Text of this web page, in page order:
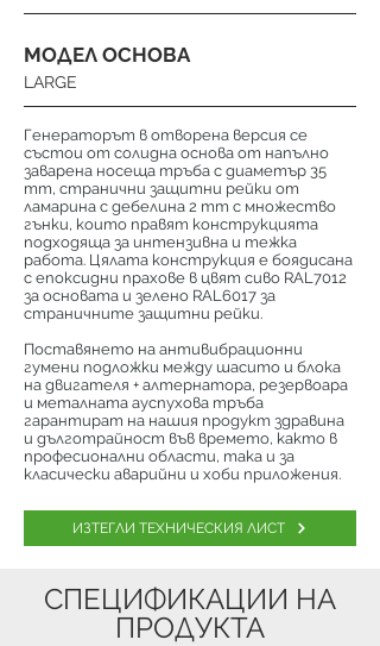
МОДЕЛ ОСНОВА
LARGE
Генераторът в отворена версия се
състои от солидна основа от напълно
заварена носеща тръба с диаметър 35
mm, странични защитни рейки от
ламарина с дебелина 2 mm с множество
гънки, които правят конструкцията
подходяща за интензивна и тежка
работа. Цялата конструкция е боядисана
с епоксидни прахове в цвят сиво RAL7012
за основата и зелено RAL6017 за
страничните защитни рейки.
Поставянето на антивибрационни
гумени подложки между шасито и блока
на двигателя + алтернатора, резервоара
и металната ауспухова тръба
гарантират на нашия продукт здравина
и дълготрайност във времето, както в
професионални области, така и за
класически аварийни и хоби приложения.
ИЗТЕГЛИ ТЕХНИЧЕСКИЯ ЛИСТ
СПЕЦИФИКАЦИИ НА
ПРОДУКТА